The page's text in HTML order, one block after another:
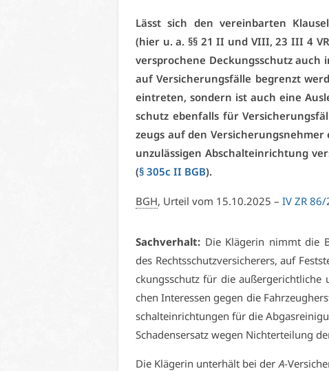
Lässt sich den ver­ein­bar­ten
(hier u. a. §§ 21 II und VI­II, 23 III 4
ver­spro­che­ne De­ckungs­schutz auch
auf Ver­si­che­rungs­fäl­le be­grenzt
ein­tre­ten, son­dern ist auch ei­ne
schutz eben­falls für
zeugs auf den
un­zu­läs­si­gen Ab­schalt­ein­rich­tung
(§ 305c II BGB).
BGH, Ur­teil vom 15.10.2025 – IV ZR
Sach­ver­halt: Die Klä­ge­rin nimmt die
des Rechts­schutz­ver­si­che­rers, auf
ckungs­schutz für die
chen In­ter­es­sen ge­gen die
schalt­ein­rich­tun­gen für die
Scha­dens­er­satz we­gen Nich­ter­tei­lung
Die Klä­ge­rin un­ter­hält bei derA-